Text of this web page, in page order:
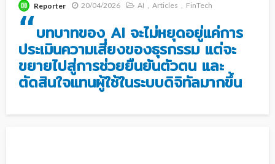
Reporter 20/04/2026 AI Articles FinTech
“บทบาทของ AI จะไม่หยุดอยู่แค่การ
ประเมินความเสี่ยงของธุรกรรม แต่จะ
ขยายไปสู่การช่วยยืนยันตัวตน และ
ตัดสินใจแทนผู้ใช้ในระบบดิจิทัลมากขึ้น